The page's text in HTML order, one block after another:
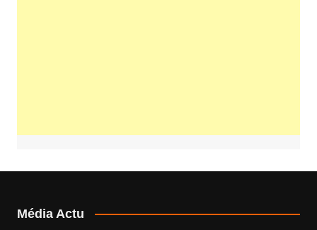
Média Actu